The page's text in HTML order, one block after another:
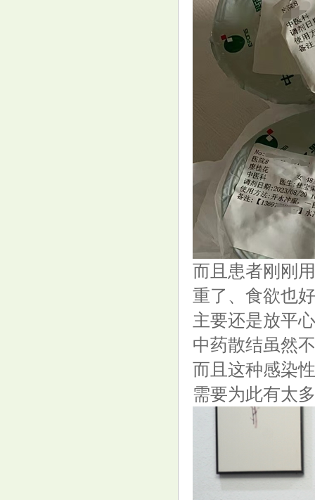
而且患者刚刚
重了、食欲也
主要还是放平
中药散结虽然
而且这种感染
需要为此有太